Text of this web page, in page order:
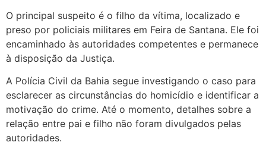
O principal suspeito é o filho da vítima, localizado e
preso por policiais militares em Feira de Santana. Ele foi
encaminhado às autoridades competentes e permanece
à disposição da Justiça.
A Polícia Civil da Bahia segue investigando o caso para
esclarecer as circunstâncias do homicídio e identificar a
motivação do crime. Até o momento, detalhes sobre a
relação entre pai e filho não foram divulgados pelas
autoridades.